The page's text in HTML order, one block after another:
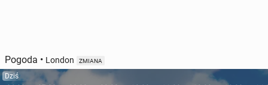
Pogoda • London ZMIANA
Dziś